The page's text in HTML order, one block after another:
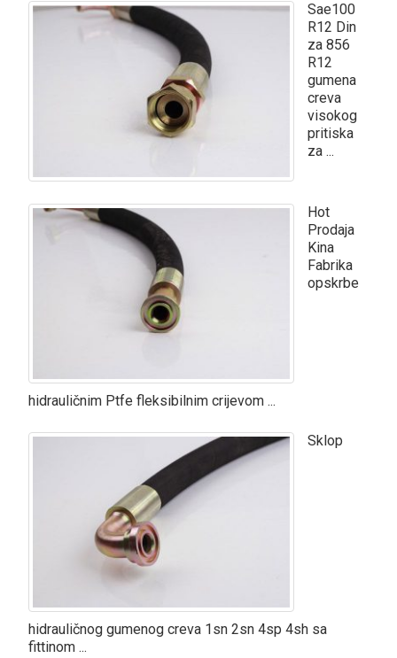
Sae100
R12 Din
za 856
R12
gumena
creva
visokog
pritiska
za ...
Hot
Prodaja
Kina
Fabrika
opskrbe
hidrauličnim Ptfe fleksibilnim crijevom ...
Sklop
hidrauličnog gumenog creva 1sn 2sn 4sp 4sh sa
fittinom ...